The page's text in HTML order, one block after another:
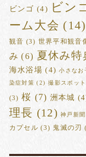
ビンゴ (4) ビン
ーム大会 (14)
観音 (3) 世界平和観音
み (6) 夏休み特
海水浴場 (4) 小さなお
染症対策 (2) 撮影スポット
(3) 桜 (7) 洲本城
理長 (12) 神戸新聞
カプセル (3) 鬼滅の刃